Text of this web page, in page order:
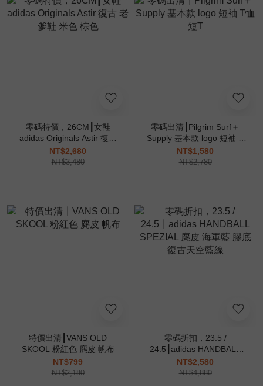
零碼特價，26CM┃女鞋
adidas Originals Astir 復古
老爹鞋 米色 棕色
NT$2,680
NT$3,480
零碼出清┃Pilgrim Surf＋
Supply 基本款 logo 短袖 T
恤 短T
NT$1,580
NT$2,780
特價出清┃VANS OLD
SKOOL 粉紅色 麂皮 帆布
NT$799
NT$2,180
零碼折扣，23.5 /
24.5┃adidas HANDBALL
SPEZIAL 麂皮 海軍藍 膠底
復古天空藍線
NT$2,580
NT$4,880